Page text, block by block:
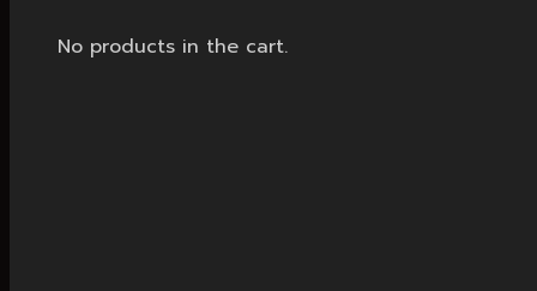
No products in the cart.